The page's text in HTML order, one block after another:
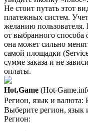
Не стоит путать этот
платежных систем.
желанию
от выбранного
она может сильно
самой площадки
сумме заказа и не
оплаты.
Hot.Game (Hot-
Регион, язык и валюта:
Выберите регион, язык
Регион: